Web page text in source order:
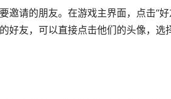
邀请的朋友。在游戏主界面，点击“
好友，可以直接点击他们的头像，选